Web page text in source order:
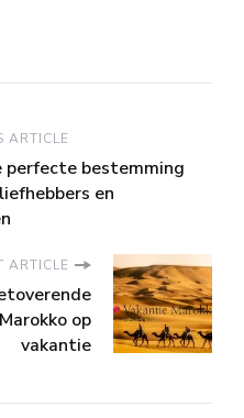
ARTICLE
perfecte bestemming
en
ARTICLE
op
vakantie